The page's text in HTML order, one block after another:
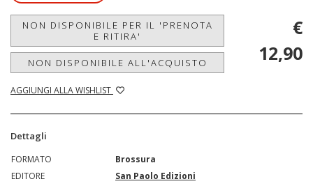
NON DISPONIBILE PER IL 'PRENOTA
E RITIRA'
NON DISPONIBILE ALL'ACQUISTO
AGGIUNGI ALLA WISHLIST
€
12,90
Dettagli
FORMATO
Brossura
EDITORE
San Paolo Edizioni